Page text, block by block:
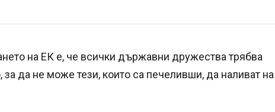
на ЕК е, че всички държавни дружества трябва
да не може тези, които са печеливши, да наливат на